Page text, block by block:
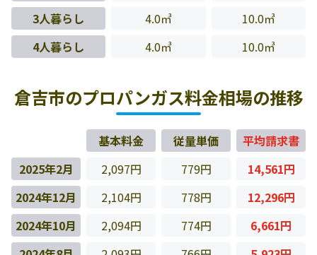
3人暮らし
4.0㎥
10.0㎥
4人暮らし
4.0㎥ 10.0㎥
倉吉市のプロパンガス料金相場の推移
基本料金 従量単価
平均請求書
2025年2月
2,097円 779円
14,561円
2024年12月
2,104円 778円
12,296円
2024年10月
2,094円 774円
6,661円